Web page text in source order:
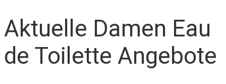
Aktuelle Damen Eau
de Toilette Angebote